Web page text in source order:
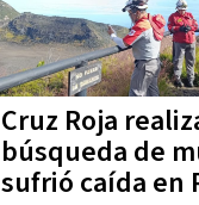
Cruz Roja
búsqueda de
sufrió caída en